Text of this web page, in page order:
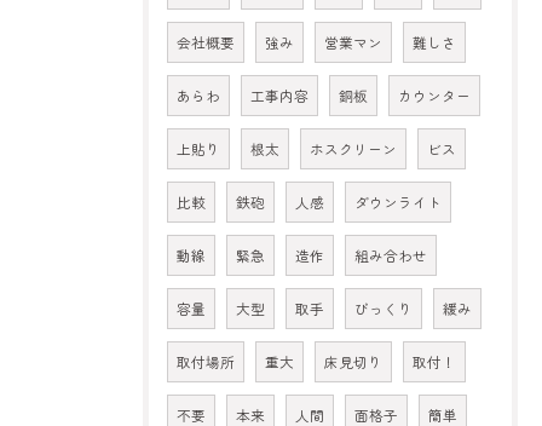
会社概要 強み 営業マン 難しさ
あらわ 工事内容 銅板 カウンター
上貼り 根太 ホスクリーン ビス
比較 鉄砲 人感 ダウンライト
動線 緊急 造作 組み合わせ
容量 大型 取手 びっくり 緩み
取付場所 重大 床見切り 取付！
不要 本来 人間 面格子 簡単